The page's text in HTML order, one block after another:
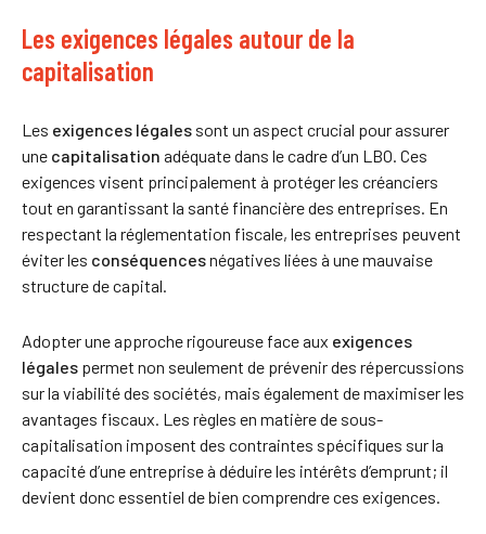
Les exigences légales autour de la
capitalisation
Les exigences légales sont un aspect crucial pour assurer
une capitalisation adéquate dans le cadre d’un LBO. Ces
exigences visent principalement à protéger les créanciers
tout en garantissant la santé financière des entreprises. En
respectant la réglementation fiscale, les entreprises peuvent
éviter les conséquencesnégatives liées à une mauvaise
structure de capital.
Adopter une approche rigoureuse face aux exigences
légales permet non seulement de prévenir des répercussions
sur la viabilité des sociétés, mais également de maximiser les
avantages fiscaux. Les règles en matière de sous-
capitalisation imposent des contraintes spécifiques sur la
capacité d’une entreprise à déduire les intérêts d’emprunt; il
devient donc essentiel de bien comprendre ces exigences.